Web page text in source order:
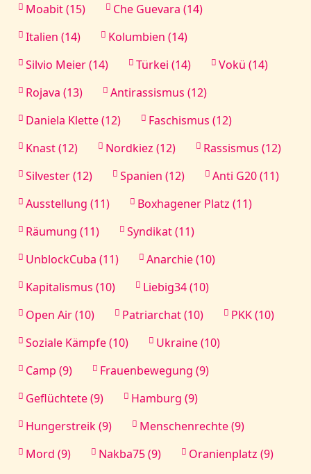
Moabit (15)
Che Guevara (14)
Italien (14)
Kolumbien (14)
Silvio Meier (14)
Türkei (14)
Vokü (14)
Rojava (13)
Antirassismus (12)
Daniela Klette (12)
Faschismus (12)
Knast (12)
Nordkiez (12)
Rassismus (12)
Silvester (12)
Spanien (12)
Anti G20 (11)
Ausstellung (11)
Boxhagener Platz (11)
Räumung (11)
Syndikat (11)
UnblockCuba (11)
Anarchie (10)
Kapitalismus (10)
Liebig34 (10)
Open Air (10)
Patriarchat (10)
PKK (10)
Soziale Kämpfe (10)
Ukraine (10)
Camp (9)
Frauenbewegung (9)
Geflüchtete (9)
Hamburg (9)
Hungerstreik (9)
Menschenrechte (9)
Mord (9)
Nakba75 (9) Oranienplatz (9)